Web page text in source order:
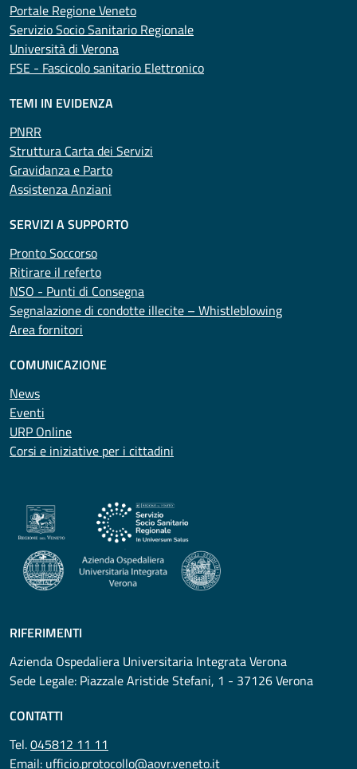
Portale Regione Veneto
Servizio Socio Sanitario Regionale
Università di Verona
FSE - Fascicolo sanitario Elettronico
TEMI IN EVIDENZA
PNRR
Struttura Carta dei Servizi
Gravidanza e Parto
Assistenza Anziani
SERVIZI A SUPPORTO
Pronto Soccorso
Ritirare il referto
NSO - Punti di Consegna
Segnalazione di condotte illecite – Whistleblowing
Area fornitori
COMUNICAZIONE
News
Eventi
URP Online
Corsi e iniziative per i cittadini
RIFERIMENTI
Azienda Ospedaliera Universitaria Integrata Verona
Sede Legale: Piazzale Aristide Stefani, 1 - 37126 Verona
CONTATTI
Tel.045812 11 11
Email: ufficio.protocollo@aovr.veneto.it